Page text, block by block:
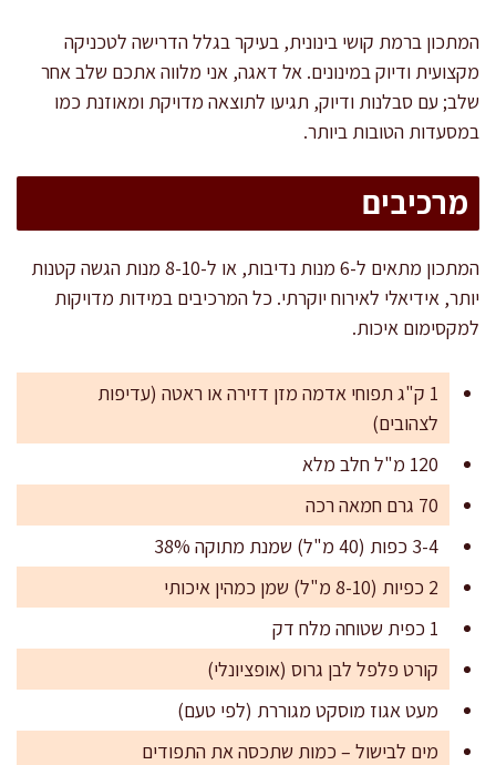
המתכון ברמת קושי בינונית, בעיקר בגלל הדרישה לטכניקה
מקצועית ודיוק במינונים. אל דאגה, אני מלווה אתכם שלב אחר
שלב; עם סבלנות ודיוק, תגיעו לתוצאה מדויקת ומאוזנת כמו
במסעדות הטובות ביותר.
מרכיבים
המתכון מתאים ל-6 מנות נדיבות, או ל-8-10 מנות הגשה קטנות
יותר, אידיאלי לאירוח יוקרתי. כל המרכיבים במידות מדויקות
למקסימום איכות.
1 ק"ג תפוחי אדמה מזן דזירה או ראטה (עדיפות
לצהובים)
120 מ"ל חלב מלא
70 גרם חמאה רכה
3-4 כפות (40 מ"ל) שמנת מתוקה 38%
2 כפיות (8-10 מ"ל) שמן כמהין איכותי
1 כפית שטוחה מלח דק
קורט פלפל לבן גרוס (אופציונלי)
מעט אגוז מוסקט מגוררת (לפי טעם)
מים לבישול – כמות שתכסה את התפודים